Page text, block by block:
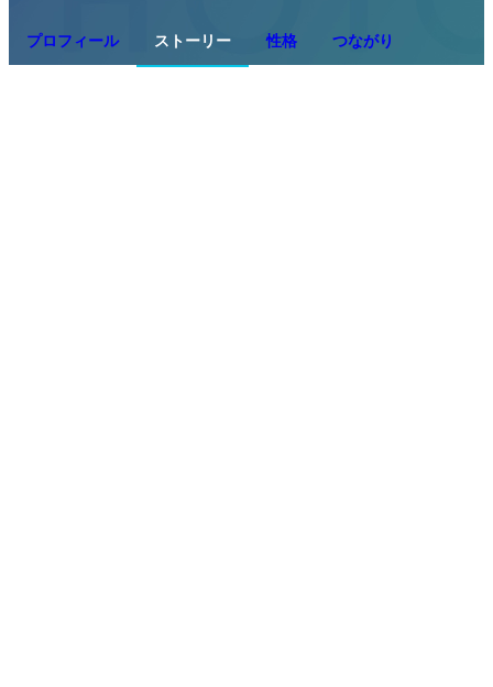
プロフィール ストーリー 性格 つながり